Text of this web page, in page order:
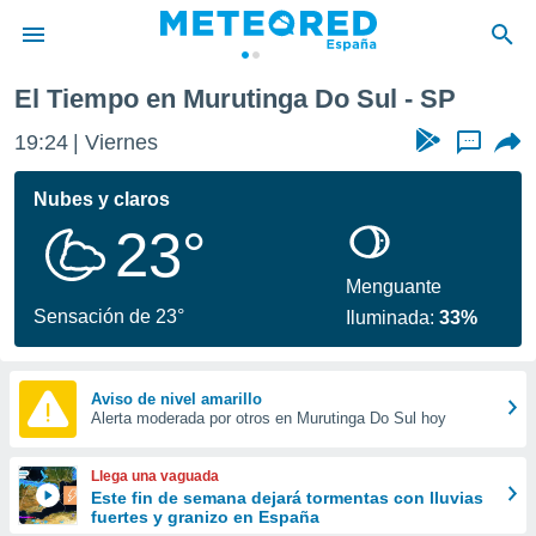
de
por
se
calidad.
a este
las
y
forma
digital
basada
El Tiempo en Murutinga Do Sul - SP
19:24 Viernes ...
Nubes y claros
23°
Sensación de 23°
Menguante
Iluminada:33%
Aviso de nivel amarillo
Alerta moderada por otros en Murutinga Do Sul hoy
Llega una vaguada
Este fin de semana dejará tormentas con lluvias
fuertes y granizo en España